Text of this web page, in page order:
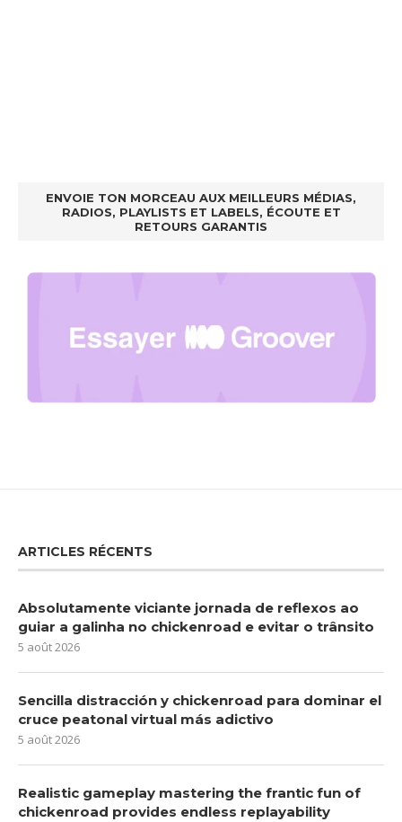
ENVOIE TON MORCEAU AUX MEILLEURS MÉDIAS,
RADIOS, PLAYLISTS ET LABELS, ÉCOUTE ET
RETOURS GARANTIS
ARTICLES RÉCENTS
Absolutamente viciante jornada de reflexos ao
guiar a galinha no chickenroad e evitar o trânsito
5 août 2026
Sencilla distracción y chickenroad para dominar el
cruce peatonal virtual más adictivo
5 août 2026
Realistic gameplay mastering the frantic fun of
chickenroad provides endless replayability